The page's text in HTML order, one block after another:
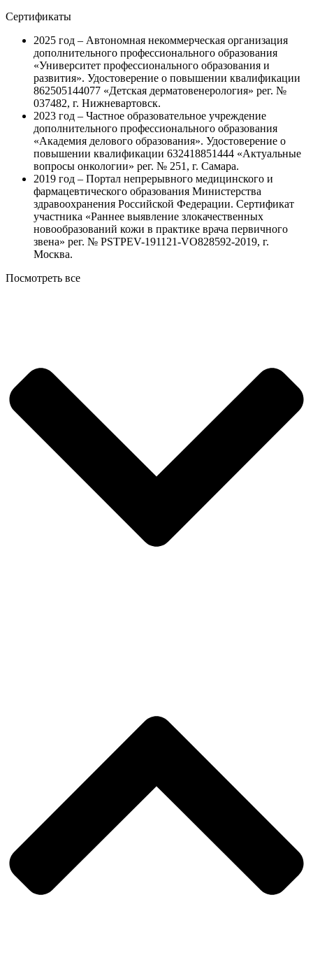
Сертификаты
2025 год – Автономная некоммерческая организация
дополнительного профессионального образования
«Университет профессионального образования и
развития». Удостоверение о повышении квалификации
862505144077 «Детская дерматовенерология» рег. №
037482, г. Нижневартовск.
2023 год – Частное образовательное учреждение
дополнительного профессионального образования
«Академия делового образования». Удостоверение о
повышении квалификации 632418851444 «Актуальные
вопросы онкологии» рег. № 251, г. Самара.
2019 год – Портал непрерывного медицинского и
фармацевтического образования Министерства
здравоохранения Российской Федерации. Сертификат
участника «Раннее выявление злокачественных
новообразований кожи в практике врача первичного
звена» рег. № PSTPEV-191121-VO828592-2019, г.
Москва.
Посмотреть все